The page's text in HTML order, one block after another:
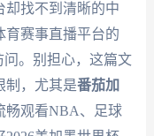
却找不到清晰的中
育赛事直播平台的
。别担心，这篇文
制，尤其是番茄加
畅观看NBA、足球